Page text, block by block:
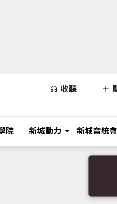
收聽
院 新城動力 新城音統會